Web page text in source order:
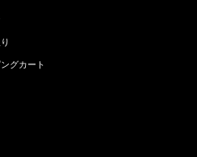
グカート